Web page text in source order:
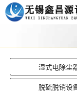
湿式电除尘
脱硫脱销设